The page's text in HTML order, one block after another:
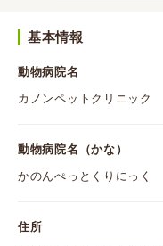
基本情報
動物病院名
カノンペットクリニック
動物病院名（かな）
かのんぺっとくりにっく
住所